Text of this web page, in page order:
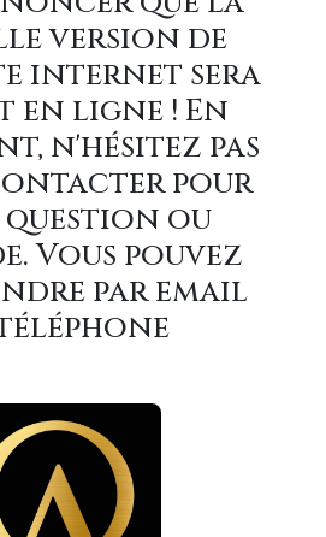
version de
internet sera
en ligne ! En
n'hésitez pas
pour
ou
Vous pouvez
par email